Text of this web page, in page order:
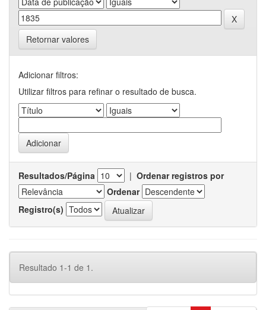
Retornar valores
Adicionar filtros:
Utilizar filtros para refinar o resultado de busca.
Resultados/Página | Ordenar registros por
Ordenar
Registro(s)
Resultado 1-1 de 1.